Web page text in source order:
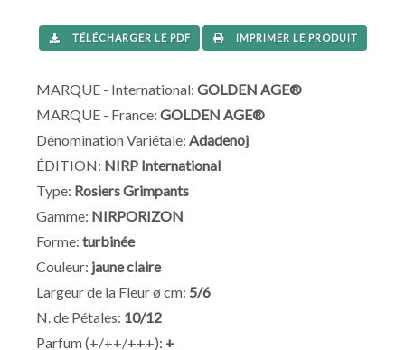
TÉLÉCHARGER LE PDF IMPRIMER LE PRODUIT
MARQUE - International: GOLDEN AGE®
MARQUE - France: GOLDEN AGE®
Dénomination Variétale: Adadenoj
ÉDITION: NIRP International
Type: Rosiers Grimpants
Gamme: NIRPORIZON
Forme: turbinée
Couleur: jaune claire
Largeur de la Fleur ø cm: 5/6
N. de Pétales: 10/12
Parfum (+/++/+++): +